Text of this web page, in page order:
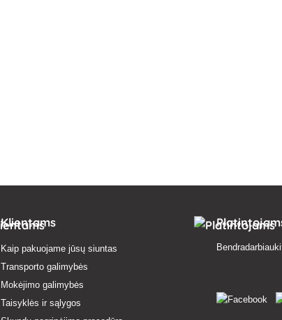
Klientams
Kaip pakuojame jūsų siuntas
Transporto galimybės
Mokėjimo galimybės
Taisyklės ir sąlygos